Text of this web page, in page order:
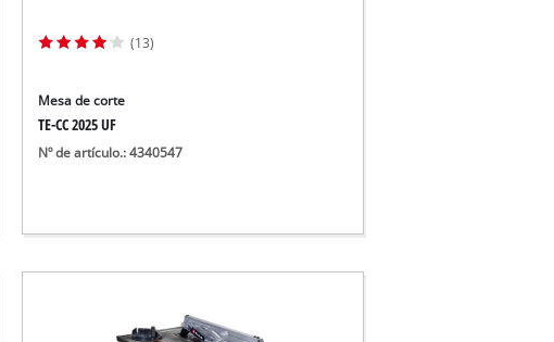
(13)
Mesa de corte
TE-CC 2025 UF
Nº de artículo.: 4340547